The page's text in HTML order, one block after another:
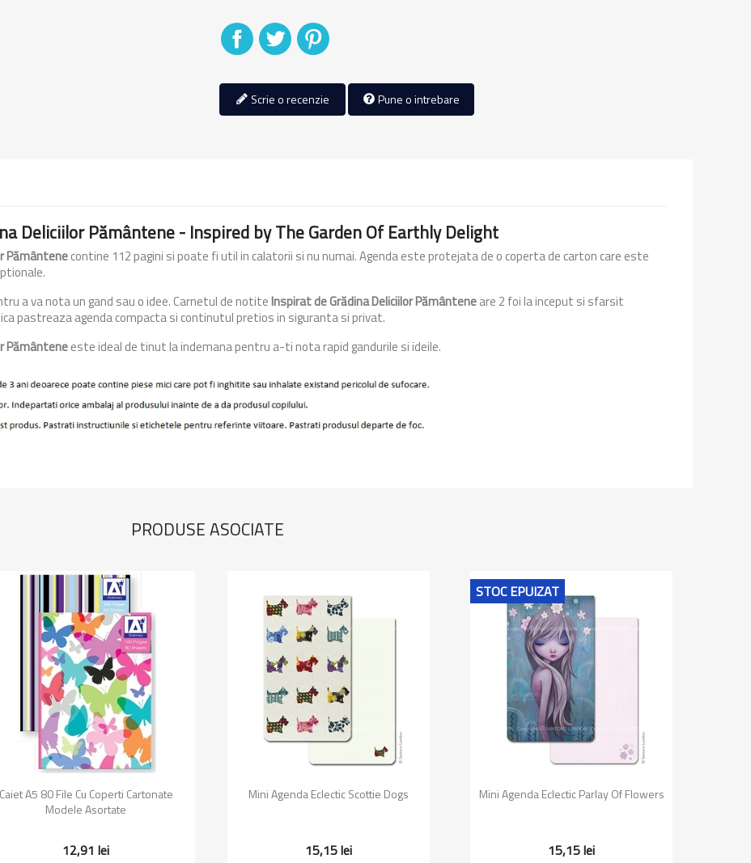
DistribuitiTweet
Scrie o recenzie Pune o intrebare
Deliciilor Pământene - Inspired by The Garden Of Earthly Delight
Pământenecontine 112 pagini si poate fi util in calatorii si nu numai. Agenda este protejata de o coperta de carton care este
a va nota un gand sau o idee. Carnetul de notite Inspirat de Grădina Deliciilor Pământeneare 2 foi la inceput si sfarsit
pastreaza agenda compacta si continutul pretios in siguranta si privat.
Pământeneeste ideal de tinut la indemana pentru a-ti nota rapid gandurile si ideile.
PRODUSE ASOCIATE
Vizualizare rapida
Caiet A5 80 File Cu Coperti Cartonate
Modele Asortate
12,91 lei
Vizualizare rapida
Mini Agenda Eclectic Scottie Dogs
15,15 lei
Vizualizare rapida
Mini Agenda Eclectic Parlay Of Flowers
15,15 lei
STOC EPUIZAT